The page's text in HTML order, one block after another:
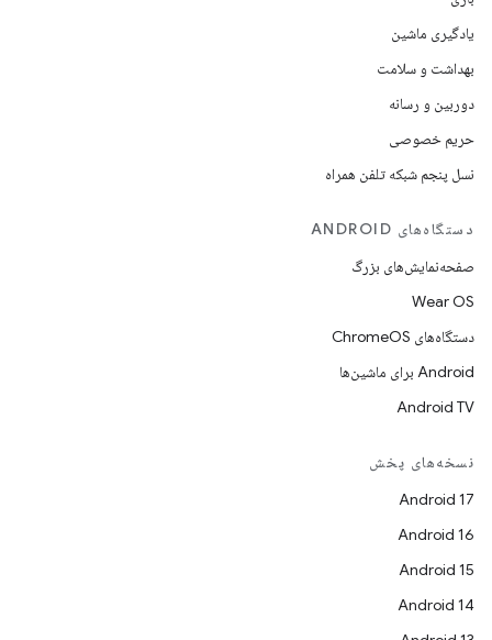
یادگیری ماشین
بهداشت و سلامت
دوربین و رسانه
حریم خصوصی
نسل پنجم شبکه تلفن همراه
دستگاه‌های ANDROID
صفحه‌نمایش‌های بزرگ
Wear OS
دستگاه‌های ChromeOS
Android برای ماشین‌ها
Android TV
نسخه‌های پخش
Android 17
Android 16
Android 15
Android 14